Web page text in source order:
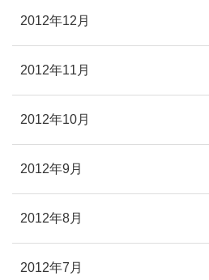
2012年12月
2012年11月
2012年10月
2012年9月
2012年8月
2012年7月